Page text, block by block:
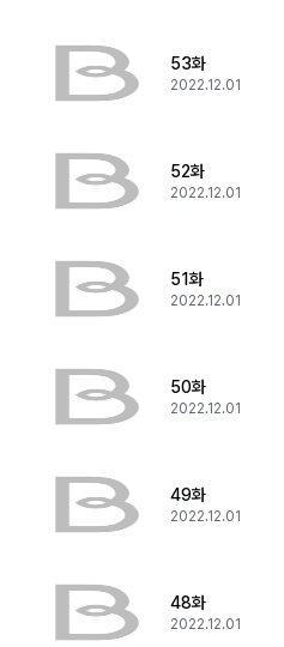
53화
2022.12.01
52화
2022.12.01
51화
2022.12.01
50화
2022.12.01
49화
2022.12.01
48화
2022.12.01